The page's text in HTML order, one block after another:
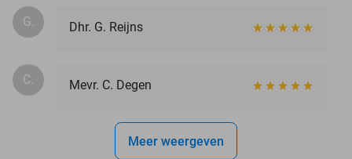
G. Dhr. G. Reijns
C. Mevr. C. Degen
Meer weergeven